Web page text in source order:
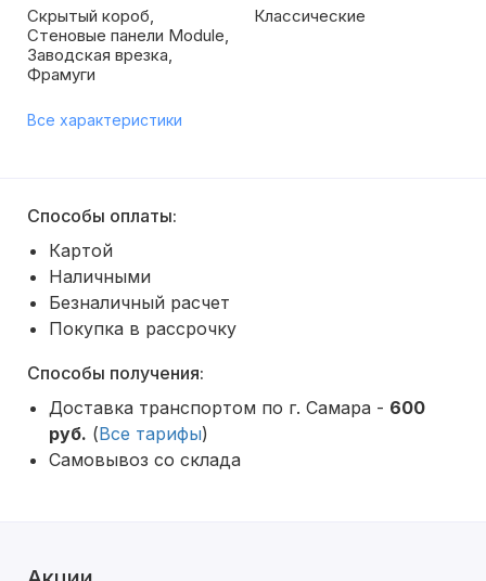
Скрытый короб,
Стеновые панели Module,
Заводская врезка,
Фрамуги
Классические
Все характеристики
Способы оплаты:
Картой
Наличными
Безналичный расчет
Покупка в рассрочку
Способы получения:
Доставка транспортом по г. Самара - 600
руб. (Все тарифы)
Самовывоз со склада